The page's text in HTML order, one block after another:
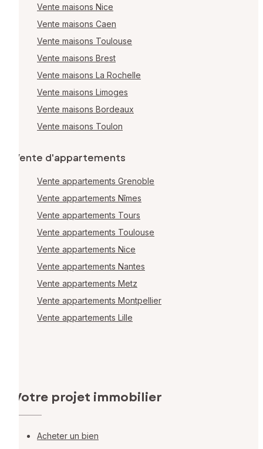
Vente maisons Nice
Vente maisons Caen
Vente maisons Toulouse
Vente maisons Brest
Vente maisons La Rochelle
Vente maisons Limoges
Vente maisons Bordeaux
Vente maisons Toulon
Vente d'appartements
Vente appartements Grenoble
Vente appartements Nîmes
Vente appartements Tours
Vente appartements Toulouse
Vente appartements Nice
Vente appartements Nantes
Vente appartements Metz
Vente appartements Montpellier
Vente appartements Lille
Votre projet immobilier
Acheter un bien